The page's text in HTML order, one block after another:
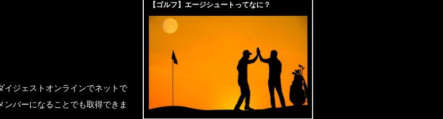
イジェストオンラインでネットで
バーになることでも取得できま
【ゴルフ】エージシュートってなに？